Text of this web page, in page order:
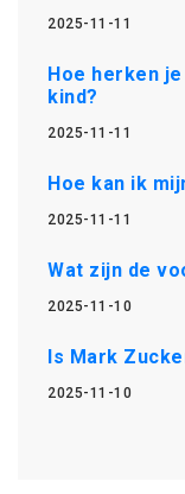
2025-11-11
Hoe herken
kind?
2025-11-11
Hoe kan ik
2025-11-11
Wat zijn de
2025-11-10
Is Mark
2025-11-10